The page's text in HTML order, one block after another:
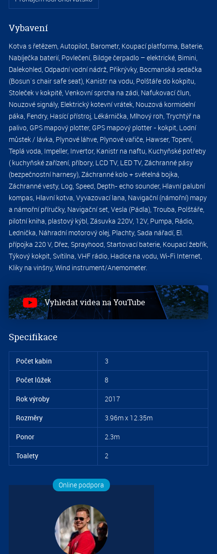
Vybavení
Kotva s řetězem, Autopilot, Barometr, Koupací platforma, Baterie,
Nabíječka baterií, Povlečení, Bildge čerpadlo – elektrické, Bimini,
Dalekohled, Odpadní vodní nádrž, Přikrývky, Bocmanská sedačka
(Bosun´s chair safe seat), Kanistr na vodu, Polštáře do kokpitu,
Stoleček v kokpitě, Venkovní sprcha na zádi, Nafukovací člun,
Nouzové signály, Elektrický kotevní vrátek, Nouzová kormidelní
páka, Fendry, Hasící přístroj, Lékárnička, Mlhový roh, Trychtýř na
palivo, GPS mapový plotter, GPS mapový plotter - kokpit, Lodní
můstek / lávka, Plynové láhve, Plynové vařiče, Hawser, Topení,
Teplá voda, Impeller, Invertor, Kanistr na naftu, Kuchyňské potřeby
( kuchyňské zařízení, příbory, LCD TV, LED TV, Záchranné pásy
(bezpečnostní harnesy), Záchranné kolo + světelná bojka,
Záchranné vesty, Log, Speed, Depth- echo sounder, Hlavní palubní
kompas, Hlavní kotva, Vyvazovací lana, Navigační (námořní) mapy
a námořní příručky, Navigační set, Vesla (Pádla), Trouba, Polštáře,
pilotní kniha, plastový kýbl, Zásuvka 220V, 12V, Pumpa, Rádio,
Lednička, Náhradní motorový olej, Plachty, Sada nářadí, El.
přípojka 220 V, Dřez, Sprayhood, Startovací baterie, Koupací žebřík,
Týkový kokpit, Svítilna, VHF rádio, Hadice na vodu, Wi-Fi Internet,
Kliky na vinšny, Wind instrument/Anemometer.
Vyhledat videa na YouTube
Specifikace
Počet kabin 3
Počet lůžek 8
Rok výroby 2017
Rozměry 3.96m x 12.35m
Ponor 2.3m
Toalety 2
Online podpora